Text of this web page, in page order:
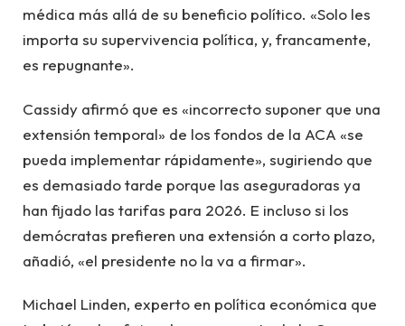
médica más allá de su beneficio político. «Solo les
importa su supervivencia política, y, francamente,
es repugnante».
Cassidy afirmó que es «incorrecto suponer que una
extensión temporal» de los fondos de la ACA «se
pueda implementar rápidamente», sugiriendo que
es demasiado tarde porque las aseguradoras ya
han fijado las tarifas para 2026. E incluso si los
demócratas prefieren una extensión a corto plazo,
añadió, «el presidente no la va a firmar».
Michael Linden, experto en política económica que